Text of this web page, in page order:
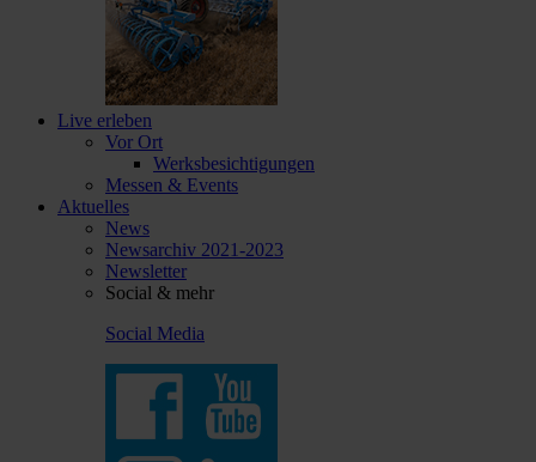
Live erleben
Vor Ort
Werksbesichtigungen
Messen & Events
Aktuelles
News
Newsarchiv 2021-2023
Newsletter
Social & mehr
Social Media